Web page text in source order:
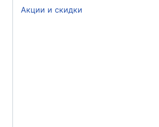
Акции и скидки